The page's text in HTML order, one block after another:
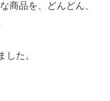
商品を、どんどん、
した。